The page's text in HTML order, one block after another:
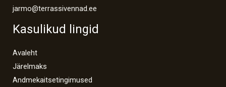
jarmo@terrassivennad.ee
Kasulikud lingid
Avaleht
Järelmaks
Andmekaitsetingimused